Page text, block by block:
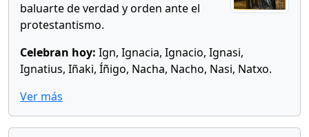
baluarte de verdad y orden ante el
protestantismo.
Celebran hoy: Ign, Ignacia, Ignacio, Ignasi,
Ignatius, Iñaki, Íñigo, Nacha, Nacho, Nasi, Natxo.
Ver más